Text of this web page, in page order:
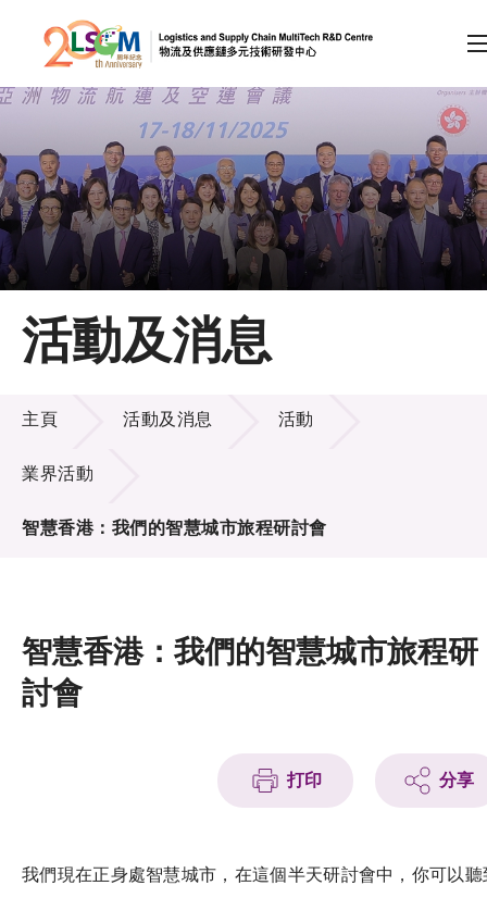
跳到內容（按回車鍵）
會員登入
A A EN 繁 简
主頁
關於LSCM
技術商品化
項目及資助計劃
活動及消息
活動及消息
主頁 活動及消息 活動
業界活動
智慧香港：我們的智慧城市旅程研討會
智慧香港：我們的智慧城市旅程研
討會
打印 分享
我們現在正身處智慧城市，在這個半天研討會中，你可以聽